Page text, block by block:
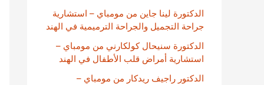
الدكتورة لينا جاين من مومباي – استشارية
جراحة التجميل والجراحة الترميمية في الهند
الدكتورة سنيحال كولكارني من مومباي –
استشارية أمراض قلب الأطفال في الهند
الدكتور راجيف ريدكار من مومباي –